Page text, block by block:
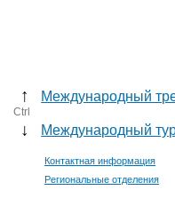
↑ Международный
Ctrl
↓ Международный
Контактная информация
Региональные отделения